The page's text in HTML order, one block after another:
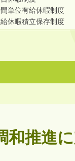
間単位有給休暇制度
給休暇積立保存制度
和推進